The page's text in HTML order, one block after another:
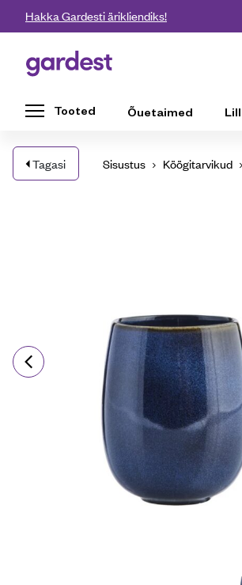
Liigu edasi põhisisu juurde
Hakka Gardesti ärikliendiks!
Gardest
Tooted Õuetaimed
Tagasi Sisustus Köögitarvikud